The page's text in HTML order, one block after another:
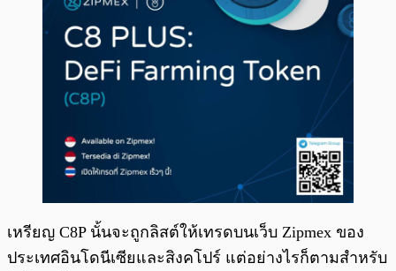
เหรียญ C8P นั้นจะถูกลิสต์ให้เทรดบนเว็บ Zipmex ของ
ประเทศอินโดนีเซียและสิงคโปร์ แต่อย่างไรก็ตามสำหรับ